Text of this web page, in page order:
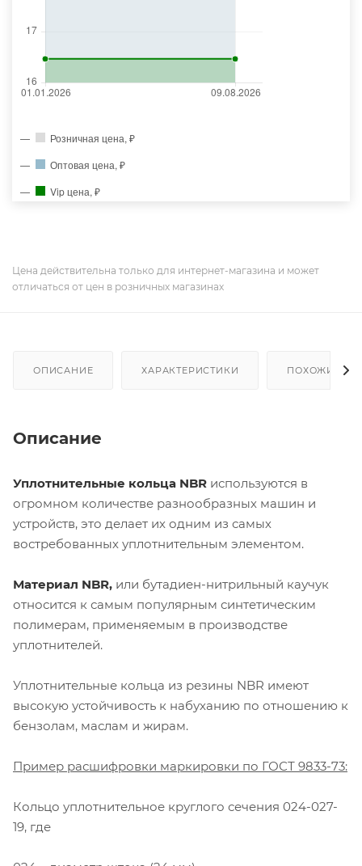
Розничная цена, ₽
Оптовая цена, ₽
Vip цена, ₽
Цена действительна только для интернет-магазина и может
отличаться от цен в розничных магазинах
ОПИСАНИЕ ХАРАКТЕРИСТИКИ ПОХОЖИЕ
Описание
Уплотнительные кольца NBR используются в
огромном количестве разнообразных машин и
устройств, это делает их одним из самых
востребованных уплотнительным элементом.
Материал NBR, или бутадиен-нитрильный каучук
относится к самым популярным синтетическим
полимерам, применяемым в производстве
уплотнителей.
Уплотнительные кольца из резины NBR имеют
высокую устойчивость к набуханию по отношению к
бензолам, маслам и жирам.
Пример расшифровки маркировки по ГОСТ 9833-73:
Кольцо уплотнительное круглого сечения 024-027-
19, где